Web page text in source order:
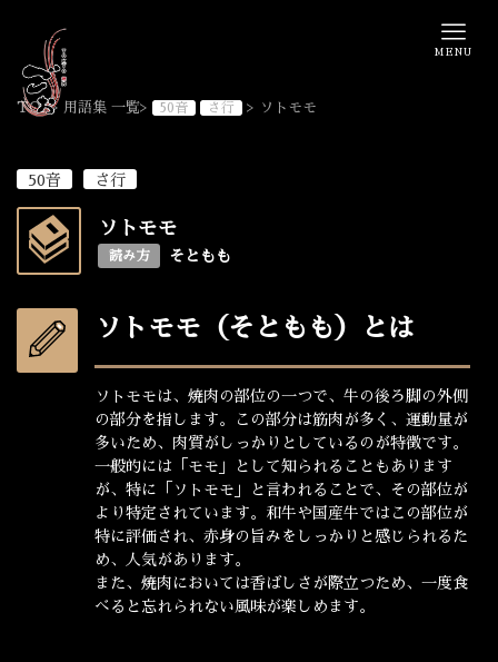
MENU
TOP> 用語集 一覧> 50音 さ行 > ソトモモ
50音 さ行
ソトモモ
読み方 そともも
ソトモモ（そともも）とは
ソトモモは、焼肉の部位の一つで、牛の後ろ脚の外側
の部分を指します。この部分は筋肉が多く、運動量が
多いため、肉質がしっかりとしているのが特徴です。
一般的には「モモ」として知られることもあります
が、特に「ソトモモ」と言われることで、その部位が
より特定されています。和牛や国産牛ではこの部位が
特に評価され、赤身の旨みをしっかりと感じられるた
め、人気があります。
また、焼肉においては香ばしさが際立つため、一度食
べると忘れられない風味が楽しめます。